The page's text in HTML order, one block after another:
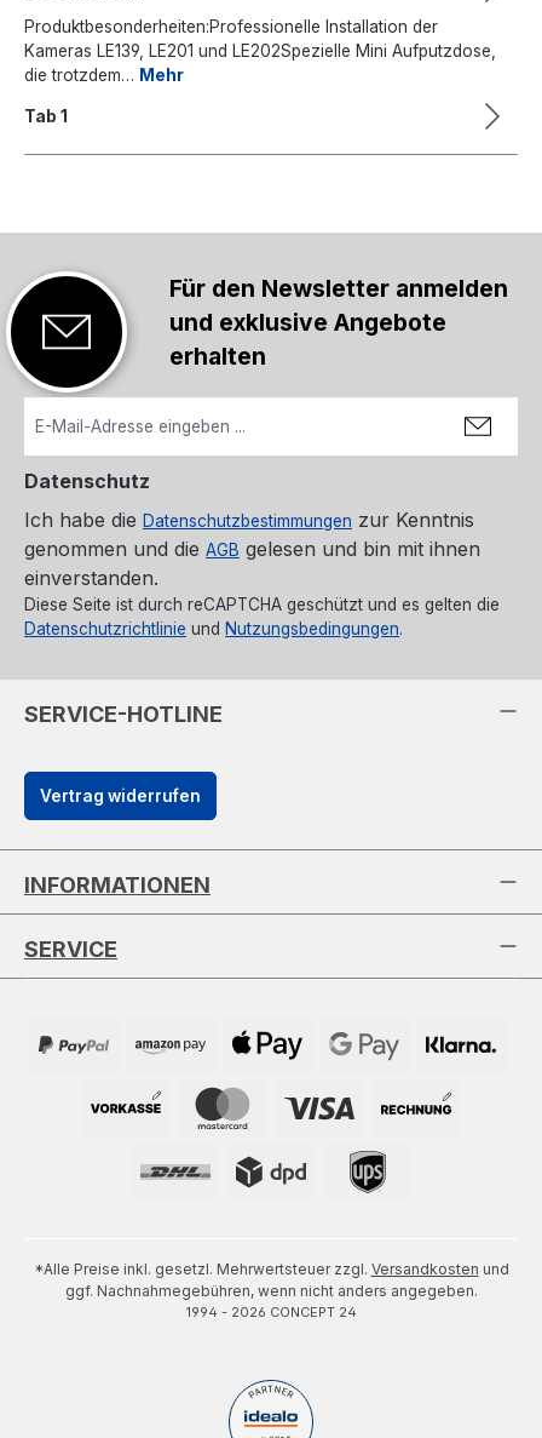
Produktbesonderheiten:Professionelle Installation der
Kameras LE139, LE201 und LE202Spezielle Mini Aufputzdose,
die trotzdem… Mehr
Tab 1
Für den Newsletter anmelden
und exklusive Angebote
erhalten
Datenschutz
Ich habe die Datenschutzbestimmungen zur Kenntnis
genommen und die AGB gelesen und bin mit ihnen
einverstanden.
Diese Seite ist durch reCAPTCHA geschützt und es gelten die
Datenschutzrichtlinie und Nutzungsbedingungen.
SERVICE-HOTLINE
Vertrag widerrufen
INFORMATIONEN
SERVICE
*Alle Preise inkl. gesetzl. Mehrwertsteuer zzgl. Versandkosten und
ggf. Nachnahmegebühren, wenn nicht anders angegeben.
1994 - 2026 CONCEPT 24